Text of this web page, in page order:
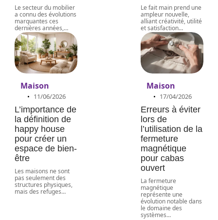
Le secteur du mobilier
a connu des évolutions
marquantes ces
dernières années,…
Maison
11/06/2026
L’importance de
la définition de
happy house
pour créer un
espace de bien-
être
Les maisons ne sont
pas seulement des
structures physiques,
mais des refuges…
Le fait main prend une
ampleur nouvelle,
alliant créativité, utilité
et satisfaction…
Maison
17/04/2026
Erreurs à éviter
lors de
l’utilisation de la
fermeture
magnétique
pour cabas
ouvert
La fermeture
magnétique
représente une
évolution notable dans
le domaine des
systèmes…